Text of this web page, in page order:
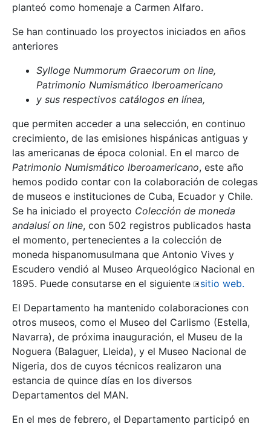
planteó como homenaje a Carmen Alfaro.
Se han continuado los proyectos iniciados en años
anteriores
Sylloge Nummorum Graecorum on line,
Patrimonio Numismático Iberoamericano
y sus respectivos catálogos en línea,
que permiten acceder a una selección, en continuo
crecimiento, de las emisiones hispánicas antiguas y
las americanas de época colonial. En el marco de
Patrimonio Numismático Iberoamericano, este año
hemos podido contar con la colaboración de colegas
de museos e instituciones de Cuba, Ecuador y Chile.
Se ha iniciado el proyecto Colección de moneda
andalusí on line, con 502 registros publicados hasta
el momento, pertenecientes a la colección de
moneda hispanomusulmana que Antonio Vives y
Escudero vendió al Museo Arqueológico Nacional en
1895. Puede consutarse en el siguiente
sitio web.
El Departamento ha mantenido colaboraciones con
otros museos, como el Museo del Carlismo (Estella,
Navarra), de próxima inauguración, el Museu de la
Noguera (Balaguer, Lleida), y el Museo Nacional de
Nigeria, dos de cuyos técnicos realizaron una
estancia de quince días en los diversos
Departamentos del MAN.
En el mes de febrero, el Departamento participó en